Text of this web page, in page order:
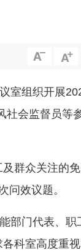
室组织开展
社会监督员等
群众关注的
问效议题。
部门代表、职
科室高度重